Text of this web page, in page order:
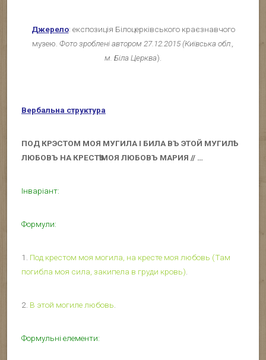
Джерело: експозиція Білоцерківського краєзнавчого
музею. Фото зроблені автором 27.12.2015 (Київська обл.,
м. Біла Церква).
Вербальна структура
ПОД КРЭСТОМ МОЯ МУГИЛА І БИЛА ВЪ ЭТОЙ МУГИЛҌ
ЛЮБОВЪ НА КРЕСТҌ МОЯ ЛЮБОВЪ МАРИЯ // …
Інваріант:
Формули:
1. Под крестом моя могила, на кресте моя любовь (Там
погибла моя сила, закипела в груди кровь).
2. В этой могиле любовь.
Формульні елементи: